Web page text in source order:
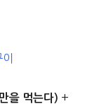
을 먹는다) +